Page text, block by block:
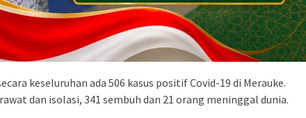
keseluruhan ada 506 kasus positif Covid-19 di Merauke.
dan isolasi, 341 sembuh dan 21 orang meninggal dunia.